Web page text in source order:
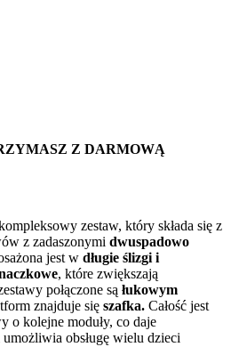
Z DARMOWĄ
zestaw, który składa się z
z zadaszonymi dwuspadowo
jest w długie ślizgi i
, które zwiększają
połączone są łukowym
znajduje się szafka. Całość jest
o kolejne moduły, co daje
obsługę wielu dzieci